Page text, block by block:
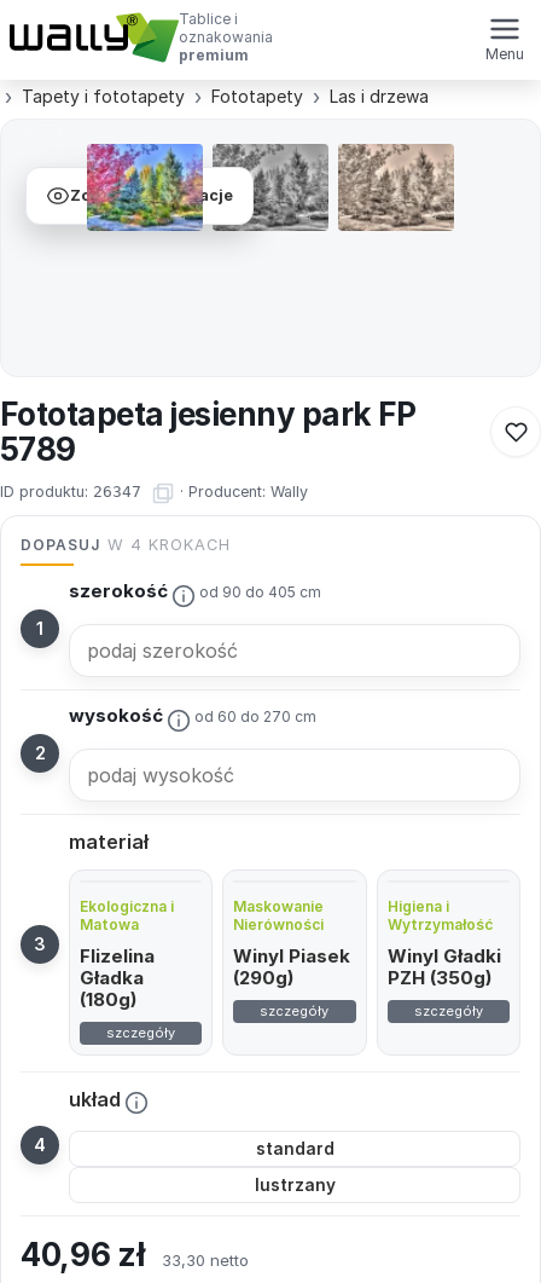
Tablice i
oznakowania
premium
Menu
Tapety i fototapety Fototapety Las i drzewa
Zobacz wizualizacje
Fototapeta jesienny park FP
5789
ID produktu: 26347 · Producent: Wally
DOPASUJ W 4 KROKACH
szerokość od 90 do 405 cm
wysokość od 60 do 270 cm
materiał
Ekologiczna i
Matowa
Flizelina
Gładka
(180g)
szczegóły
Maskowanie
Nierówności
Winyl Piasek
(290g)
szczegóły
Higiena i
Wytrzymałość
Winyl Gładki
PZH (350g)
szczegóły
układ
standard
lustrzany
40,96 zł 33,30 netto